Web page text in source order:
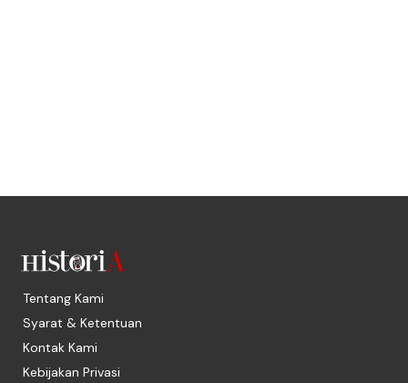
Tentang Kami
Syarat & Ketentuan
Kontak Kami
Kebijakan Privasi